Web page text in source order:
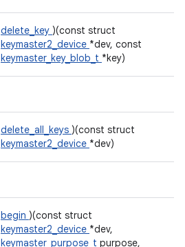
delete_key )(const struct
keymaster2_device *dev, const
keymaster_key_blob_t *key)
delete_all_keys )(const struct
keymaster2_device *dev)
begin )(const struct
keymaster2_device *dev,
keymaster_purpose_t purpose,